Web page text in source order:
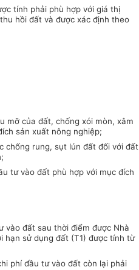
tính phải phù hợp với giá thị
hồi đất và được xác định theo
mỡ của đất, chống xói mòn, xâm
sản xuất nông nghiệp;
chống rung, sụt lún đất đối với đất
tư vào đất phù hợp với mục đích
vào đất sau thời điểm được Nhà
hạn sử dụng đất (T1) được tính từ
phí đầu tư vào đất còn lại phải